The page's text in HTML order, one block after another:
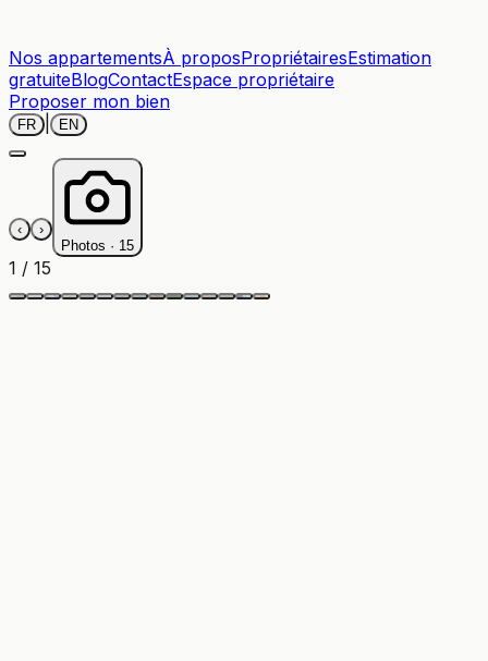
Nos appartementsÀ proposPropriétairesEstimation
gratuiteBlogContactEspace propriétaire
Proposer mon bien
FR EN
‹
›
Photos · 15
1 / 15